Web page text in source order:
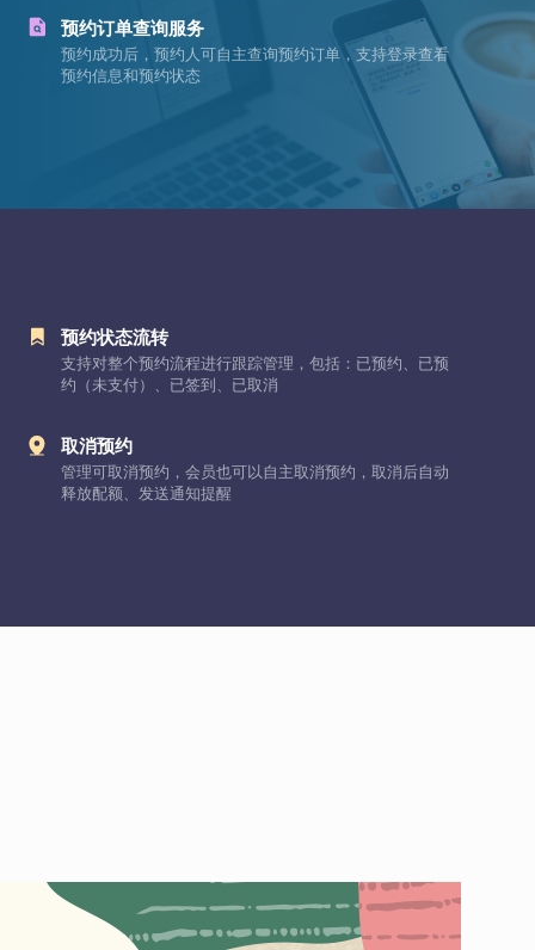
预约订单查询服务
预约成功后，预约人可自主查询预约订单，支持登录查看
预约信息和预约状态
预约状态流转
支持对整个预约流程进行跟踪管理，包括：已预约、已预
约（未支付）、已签到、已取消
取消预约
管理可取消预约，会员也可以自主取消预约，取消后自动
释放配额、发送通知提醒